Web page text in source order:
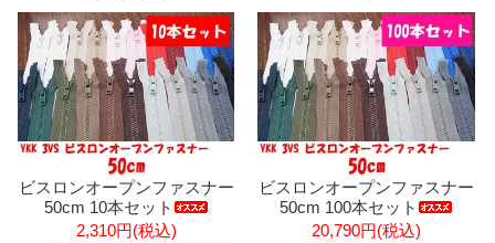
ビスロンオープンファスナー
50cm 10本セット
2,310円(税込)
ビスロンオープンファスナー
50cm 100本セット
20,790円(税込)